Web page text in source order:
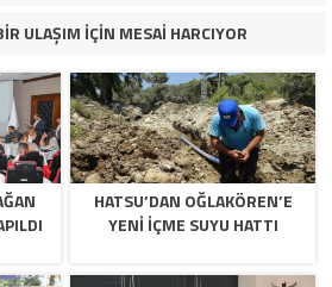
ULAŞIM İÇİN MESAİ HARCIYOR
HATSU’DAN OĞLAKÖREN’E
YENİ İÇME SUYU HATTI